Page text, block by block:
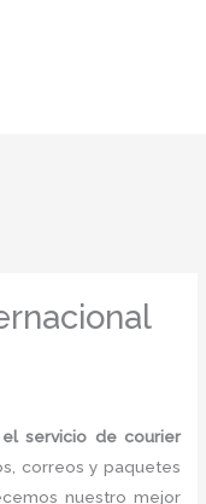
servicio de courier
correos y paquetes
nuestro mejor